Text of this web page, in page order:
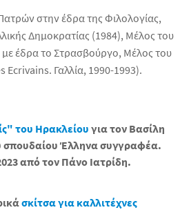
στην έδρα της Φιλολογίας,
Δημοκρατίας (1984), Μέλος του
έδρα το Στρασβούργο, Μέλος του
Γαλλία, 1990-1993).
του Ηρακλείου για τον Βασίλη
σπουδαίου Έλληνα συγγραφέα.
από τον Πάνο Ιατρίδη.
σκίτσα για καλλιτέχνες